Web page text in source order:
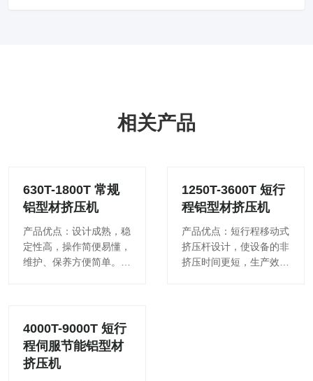
相关产品
630T-1800T 常规
铝型材挤压机
产品优点：设计成熟，稳
定性高，操作简便易懂，
维护、保养方便简单。盛
高。方型带压余敲功能，
可调整式
1250T-3600T 短行
程铝型材挤压机
产品优点：短行程移动式
挤压杆设计，使设备的非
挤压时间更短，生产效率
4000T-9000T 短行
程伺服节能铝型材
挤压机